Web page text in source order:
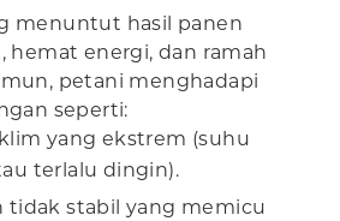
menuntut hasil panen
hemat energi, dan ramah
petani menghadapi
seperti:
yang ekstrem (suhu
terlalu dingin).
tidak stabil yang memicu